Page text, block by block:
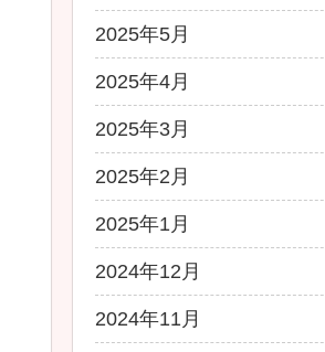
2025年5月
2025年4月
2025年3月
2025年2月
2025年1月
2024年12月
2024年11月